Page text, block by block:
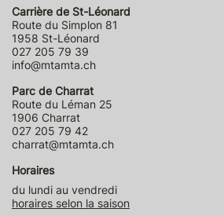
Carrière de St-Léonard
Route du Simplon 81
1958 St-Léonard
027 205 79 39
info@mtamta.ch
Parc de Charrat
Route du Léman 25
1906 Charrat
027 205 79 42
charrat@mtamta.ch
Horaires
du lundi au vendredi
horaires selon la saison